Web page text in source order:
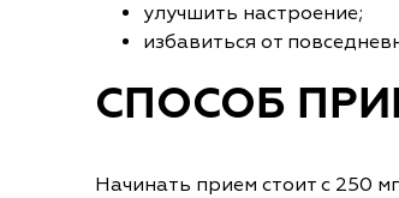
улучшить настроение;
избавиться от
СПОСОБ
Начинать прием стоит с 250